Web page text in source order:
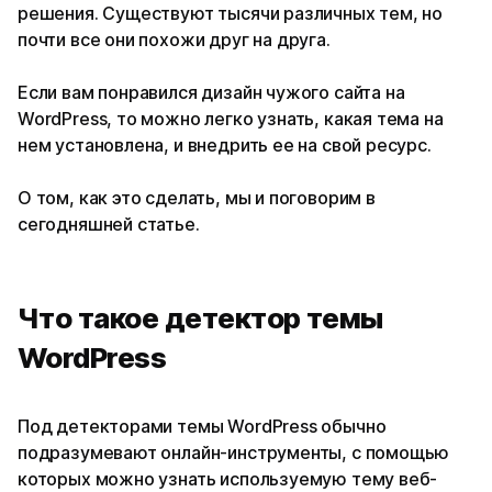
решения. Существуют тысячи различных тем, но
почти все они похожи друг на друга.
Если вам понравился дизайн чужого сайта на
WordPress, то можно легко узнать, какая тема на
нем установлена, и внедрить ее на свой ресурс.
О том, как это сделать, мы и поговорим в
сегодняшней статье.
Что такое детектор темы
WordPress
Под детекторами темы WordPress обычно
подразумевают онлайн-инструменты, с помощью
которых можно узнать используемую тему веб-